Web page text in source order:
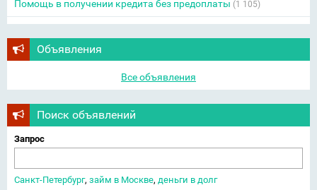
Помощь в получении кредита без предоплаты (1 105)
Объявления
Все объявления
Поиск объявлений
Запрос
Санкт-Петербург, займ в Москве, деньги в долг